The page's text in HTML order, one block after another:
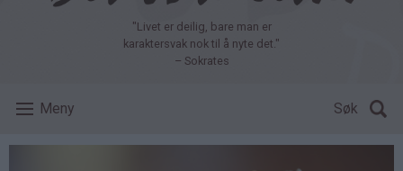
"Livet er deilig, bare man er
karaktersvak nok til å nyte det."
– Sokrates
Meny Søk